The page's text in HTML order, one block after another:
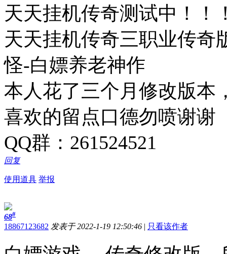
天天挂机传奇测试中！！
天天挂机传奇三职业传奇
怪-白嫖养老神作
本人花了三个月修改版本
喜欢的留点口德勿喷谢谢
QQ群：261524521
回复
使用道具 举报
68#
18867123682 发表于 2022-1-19 12:50:46 | 只看该作者